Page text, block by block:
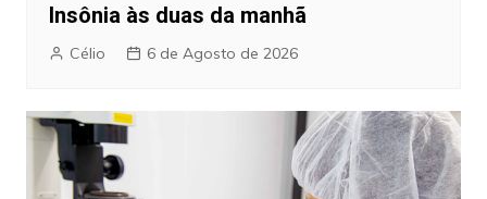
Insônia às duas da manhã
Célio 6 de Agosto de 2026